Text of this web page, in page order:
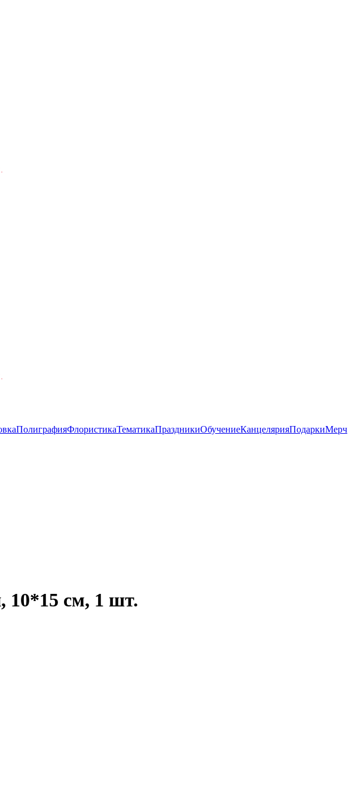
ПолиграфияФлористикаТематикаПраздникиОбучениеКанцелярияПодаркиМерч
10*15 см, 1 шт.